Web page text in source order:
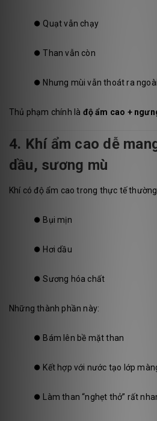
⏺️ Quạt vẫn chạy
⏺️Than vẫn còn
⏺️ Nhưng mùi vẫn thoát ra ngoài
Thủ phạm chính là độ ẩm cao +
4. Khí ẩm cao dễ
dầu, sương mù
Khí có độ ẩm cao trong thực tế
⏺️ Bụi mịn
⏺️ Hơi dầu
⏺️Sương hóa chất
Những thành phần này:
⏺️ Bám lên bề mặt than
⏺️ Kết hợp với nước tạo lớp
⏺️ Làm than “nghẹt thở” rất